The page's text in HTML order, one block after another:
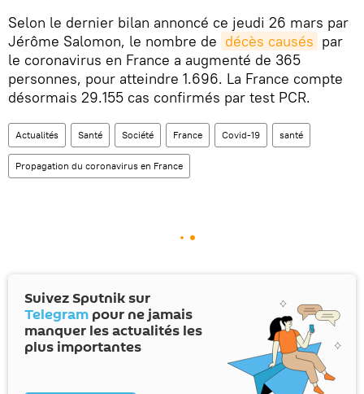
Selon le dernier bilan annoncé ce jeudi 26 mars par
Jérôme Salomon, le nombre de décès causés par
le coronavirus en France a augmenté de 365
personnes, pour atteindre 1.696. La France compte
désormais 29.155 cas confirmés par test PCR.
Actualités Santé Société France Covid-19 santé
Propagation du coronavirus en France
Suivez Sputnik sur
Telegram pour ne jamais
manquer les actualités les
plus importantes